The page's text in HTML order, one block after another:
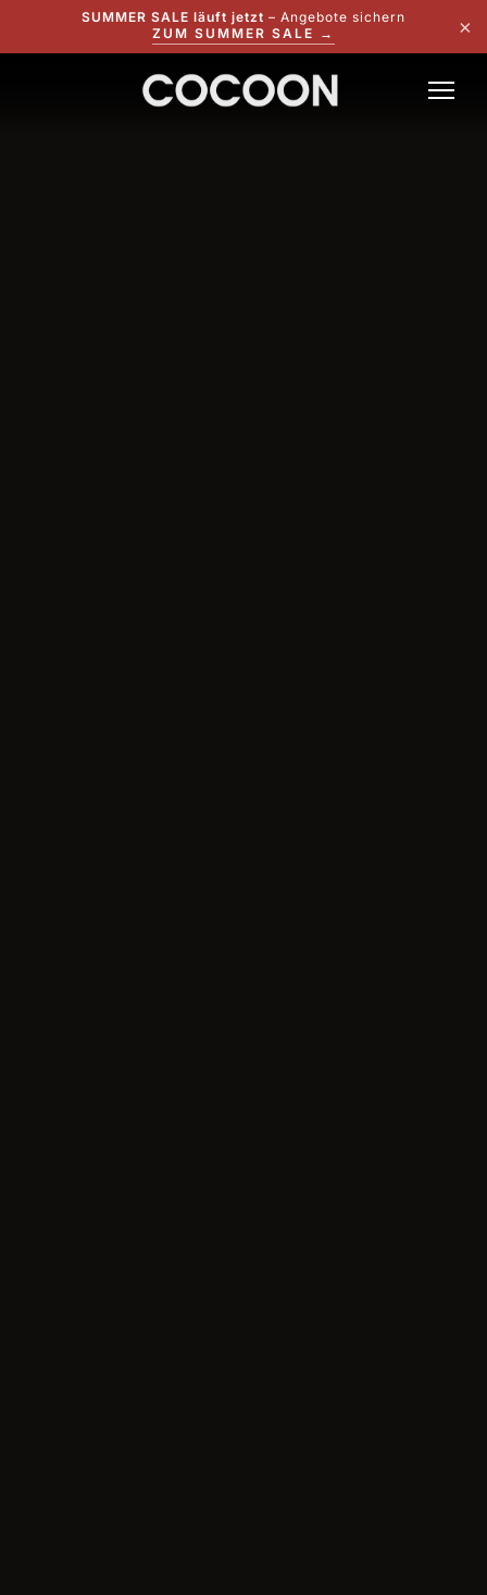
SUMMER SALE läuft jetzt – Angebote sichern
ZUM SUMMER SALE →
×